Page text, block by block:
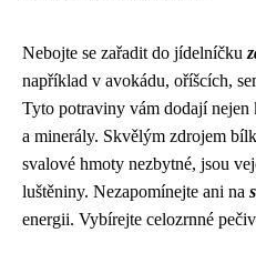
Nebojte se zařadit do jídelníčku
například v avokádu, oříšcích,
Tyto potraviny vám dodají
a minerály. Skvělým zdrojem
svalové hmoty nezbytné, jsou
luštěniny. Nezapomínejte ani na
energii. Vybírejte celozrnné